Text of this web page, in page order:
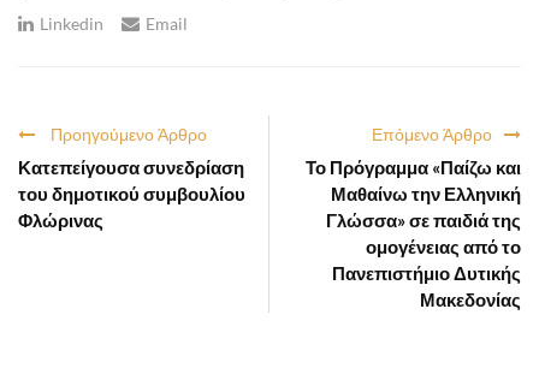
Linkedin
Email
Επόμενο Άρθρο
Το Πρόγραμμα «Παίζω και
Μαθαίνω την Ελληνική
Γλώσσα» σε παιδιά της
ομογένειας από το
Πανεπιστήμιο Δυτικής
Μακεδονίας
Προηγούμενο Άρθρο
Κατεπείγουσα συνεδρίαση
του δημοτικού συμβουλίου
Φλώρινας